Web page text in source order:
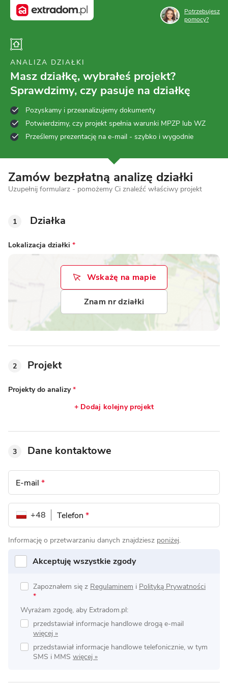
ANALIZA DZIAŁKI
Masz działkę, wybrałeś projekt?
Sprawdzimy, czy pasuje na działkę
Pozyskamy i przeanalizujemy dokumenty
Potwierdzimy, czy projekt spełnia warunki MPZP lub WZ
Prześlemy prezentację na e-mail - szybko i wygodnie
Potrzebujesz
pomocy?
Zamów bezpłatną analizę działki
Uzupełnij formularz - pomożemy Ci znaleźć właściwy projekt
1 Działka
Lokalizacja działki *
Wskażę na mapie
Znam nr działki
2 Projekt
Projekty do analizy *
+ Dodaj kolejny projekt
3 Dane kontaktowe
E-mail *
Telefon *
+48
Informację o przetwarzaniu danych znajdziesz poniżej.
Akceptuję wszystkie zgody
Zapoznałem się z Regulaminem i Polityką Prywatności
*
Wyrażam zgodę, aby Extradom.pl:
przedstawiał informacje handlowe drogą e-mail
przedstawiał informacje handlowe telefonicznie, w tym
SMS i MMS